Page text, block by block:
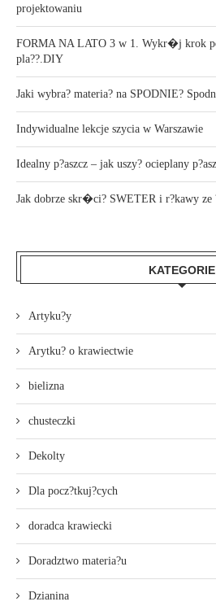
projektowaniu
FORMA NA LATO 3 w 1. Wykr�j krok
pla??.DIY
Jaki wybra? materia? na SPODNIE?
Indywidualne lekcje szycia w Warszawie
Idealny p?aszcz – jak uszy? ocieplany
Jak dobrze skr�ci? SWETER i r?kawy ze
KATEGORIE
Artyku?y
Arytku? o krawiectwie
bielizna
chusteczki
Dekolty
Dla pocz?tkuj?cych
doradca krawiecki
Doradztwo materia?u
Dzianina